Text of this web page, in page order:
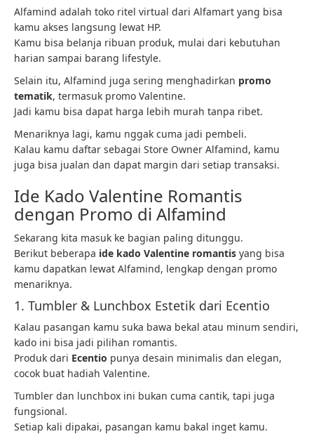
Alfamind adalah toko ritel virtual dari Alfamart yang bisa
kamu akses langsung lewat HP.
Kamu bisa belanja ribuan produk, mulai dari kebutuhan
harian sampai barang lifestyle.
Selain itu, Alfamind juga sering menghadirkan promo
tematik, termasuk promo Valentine.
Jadi kamu bisa dapat harga lebih murah tanpa ribet.
Menariknya lagi, kamu nggak cuma jadi pembeli.
Kalau kamu daftar sebagai Store Owner Alfamind, kamu
juga bisa jualan dan dapat margin dari setiap transaksi.
Ide Kado Valentine Romantis
dengan Promo di Alfamind
Sekarang kita masuk ke bagian paling ditunggu.
Berikut beberapa ide kado Valentine romantis yang bisa
kamu dapatkan lewat Alfamind, lengkap dengan promo
menariknya.
1. Tumbler & Lunchbox Estetik dari Ecentio
Kalau pasangan kamu suka bawa bekal atau minum sendiri,
kado ini bisa jadi pilihan romantis.
Produk dari Ecentio punya desain minimalis dan elegan,
cocok buat hadiah Valentine.
Tumbler dan lunchbox ini bukan cuma cantik, tapi juga
fungsional.
Setiap kali dipakai, pasangan kamu bakal inget kamu.